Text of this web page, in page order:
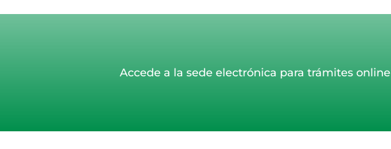
Accede a la sede electrónica para trámites online